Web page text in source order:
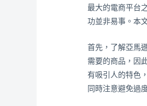
最大的電商平台
功並非易事。本
首先，了解亞馬
需要的商品，因
有吸引人的特色
同時注意避免過